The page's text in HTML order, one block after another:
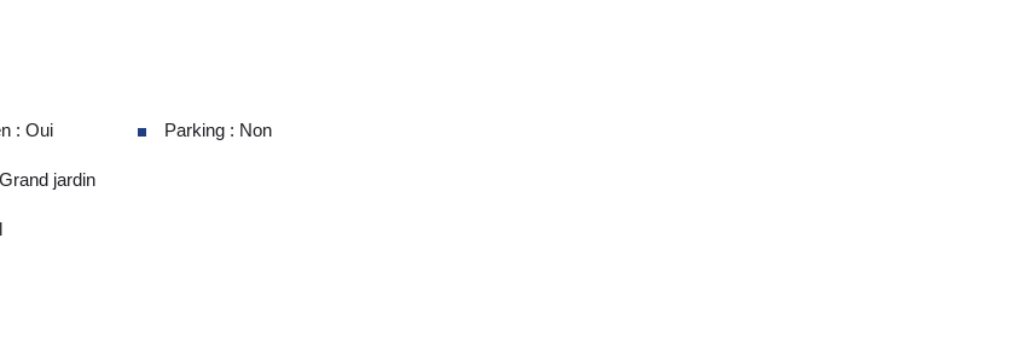
: Oui
jardin
Parking : Non